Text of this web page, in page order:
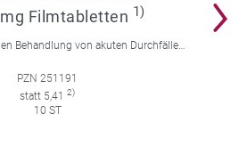
Filmtabletten 1)
Zur symptomatischen Behandlung von akuten Durchfällen für Erwachsene und Kinder ab 12 Jahren.
PZN 251191
statt 5,41 2)
10 ST